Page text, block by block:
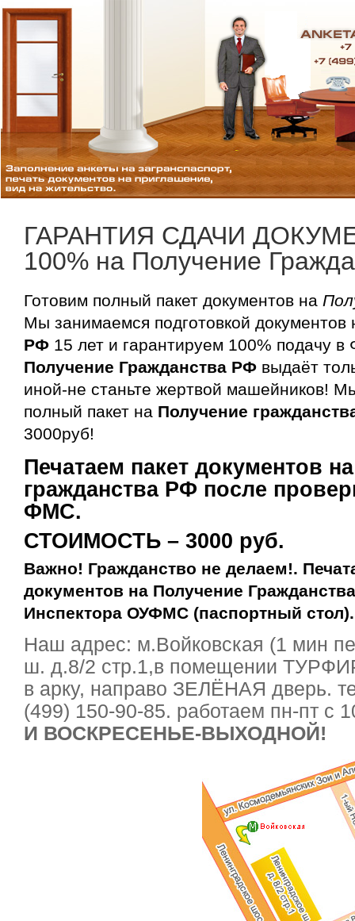
ГАРАНТИЯ СДАЧИ
100% на Получение
Готовим полный пакет документов на
Мы занимаемся подготовкой документов
РФ 15 лет и гарантируем 100% подачу
Получение Гражданства РФ выдаёт
иной-не станьте жертвой машейников!
полный пакет на Получение
3000руб!
Печатаем пакет документов
гражданства РФ после
ФМС.
СТОИМОСТЬ – 3000 руб.
Важно! Гражданство не делаем!.
документов на Получение
Инспектора ОУФМС (паспортный стол).
Наш адрес: м.Войковская (1 мин
ш. д.8/2 стр.1,в помещении
в арку, направо ЗЕЛЁНАЯ дверь.
(499) 150-90-85. работаем пн-пт с
И ВОСКРЕСЕНЬЕ-ВЫХОДНОЙ!